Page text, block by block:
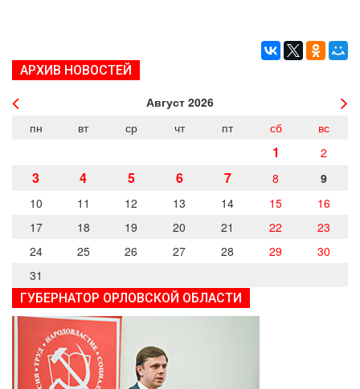
АРХИВ НОВОСТЕЙ
Август 2026
пн
вт ср чт пт сб вс
1 2
3 4 5 6 7 8
9
10
11 12 13 14 15
16
17
18 19 20 21 22
23
24
25 26 27 28 29
30
31
ГУБЕРНАТОР ОРЛОВСКОЙ ОБЛАСТИ